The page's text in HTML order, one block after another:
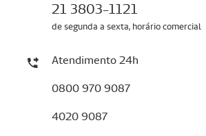
21 3803-1121
de segunda a sexta, horário comercial
Atendimento 24h
0800 970 9087
4020 9087